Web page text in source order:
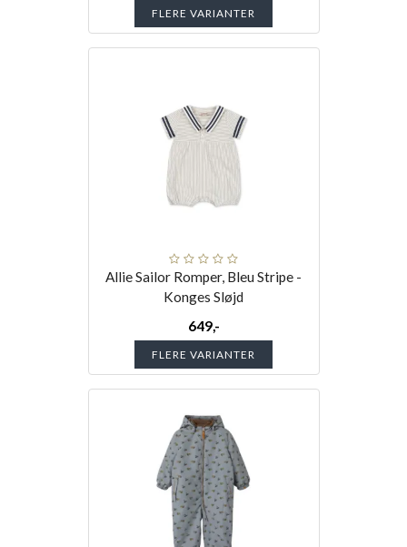
FLERE VARIANTER
Allie Sailor Romper, Bleu Stripe -
Konges Sløjd
649,-
FLERE VARIANTER